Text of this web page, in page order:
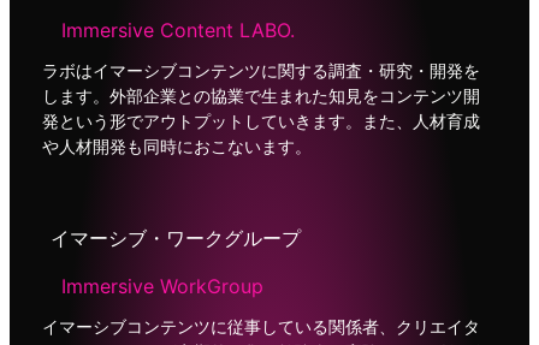
Immersive Content LABO.
ラボはイマーシブコンテンツに関する調査・研究・開発を
します。外部企業との協業で生まれた知見をコンテンツ開
発という形でアウトプットしていきます。また、人材育成
や人材開発も同時におこないます。
イマーシブ・ワークグループ
Immersive WorkGroup
イマーシブコンテンツに従事している関係者、クリエイタ